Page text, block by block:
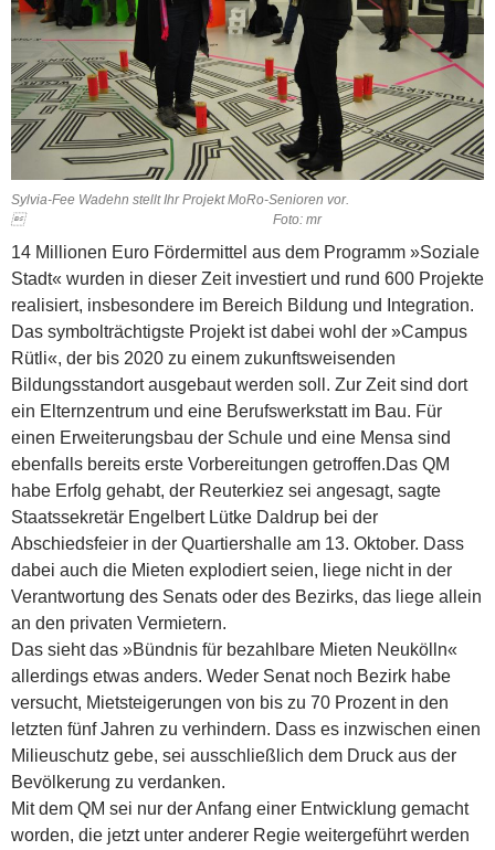
Sylvia-Fee Wadehn stellt Ihr Projekt MoRo-Senioren vor.
 Foto: mr
14 Millionen Euro Fördermittel aus dem Programm »Soziale
Stadt« wurden in dieser Zeit investiert und rund 600 Projekte
realisiert, insbesondere im Bereich Bildung und Integration.
Das symbolträchtigste Projekt ist dabei wohl der »Campus
Rütli«, der bis 2020 zu einem zukunftsweisenden
Bildungsstandort ausgebaut werden soll. Zur Zeit sind dort
ein Elternzentrum und eine Berufswerkstatt im Bau. Für
einen Erweiterungsbau der Schule und eine Mensa sind
ebenfalls bereits erste Vorbereitungen getroffen.Das QM
habe Erfolg gehabt, der Reuterkiez sei angesagt, sagte
Staatssekretär Engelbert Lütke Daldrup bei der
Abschiedsfeier in der Quartiershalle am 13. Oktober. Dass
dabei auch die Mieten explodiert seien, liege nicht in der
Verantwortung des Senats oder des Bezirks, das liege allein
an den privaten Vermietern.
Das sieht das »Bündnis für bezahlbare Mieten Neukölln«
allerdings etwas anders. Weder Senat noch Bezirk habe
versucht, Mietsteigerungen von bis zu 70 Prozent in den
letzten fünf Jahren zu verhindern. Dass es inzwischen einen
Milieuschutz gebe, sei ausschließlich dem Druck aus der
Bevölkerung zu verdanken.
Mit dem QM sei nur der Anfang einer Entwicklung gemacht
worden, die jetzt unter anderer Regie weitergeführt werden